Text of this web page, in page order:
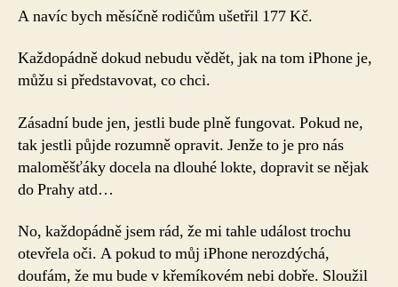
A navíc bych měsíčně rodičům ušetřil 177 Kč.
Každopádně dokud nebudu vědět, jak na tom iPhone je,
můžu si představovat, co chci.
Zásadní bude jen, jestli bude plně fungovat. Pokud ne,
tak jestli půjde rozumně opravit. Jenže to je pro nás
maloměšťáky docela na dlouhé lokte, dopravit se nějak
do Prahy atd…
No, každopádně jsem rád, že mi tahle událost trochu
otevřela oči. A pokud to můj iPhone nerozdýchá,
doufám, že mu bude v křemíkovém nebi dobře. Sloužil